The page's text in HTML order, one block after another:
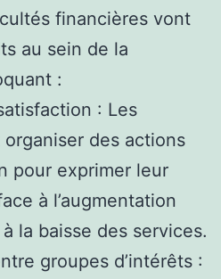
financières vont
au sein de la
:
: Les
des actions
pour exprimer leur
à l’augmentation
la baisse des services.
groupes d’intérêts :